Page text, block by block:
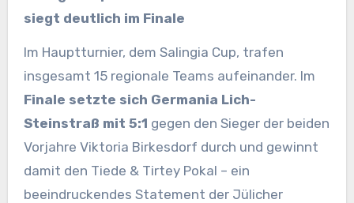
siegt deutlich im Finale
Im Hauptturnier, dem Salingia Cup, trafen
insgesamt 15 regionale Teams aufeinander. Im
Finale setzte sich Germania Lich-
Steinstraß mit 5:1 gegen den Sieger der beiden
Vorjahre Viktoria Birkesdorf durch und gewinnt
damit den Tiede & Tirtey Pokal – ein
beeindruckendes Statement der Jülicher